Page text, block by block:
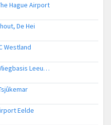
Hague Airport
De Hei
Westland
Ambulancehelikopter naar Vliegbasis Leeuwarden
Eelde